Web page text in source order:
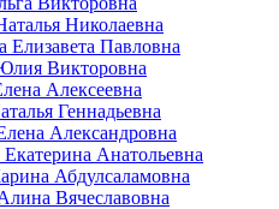
Николаевна
Елизавета Павловна
Викторовна
Алексеевна
Геннадьевна
Александровна
Анатольевна
Абдулсаламовна
Вячеславовна